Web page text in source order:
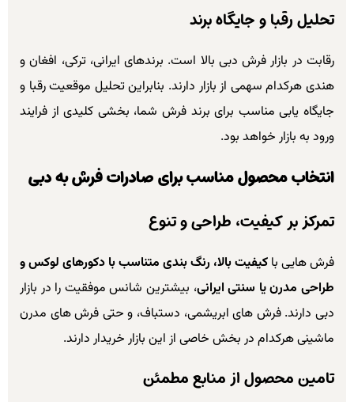
تحلیل رقبا و جایگاه برند
رقابت در بازار فرش دبی بالا است. برندهای ایرانی، ترکی، افغان و
هندی هرکدام سهمی از بازار دارند. بنابراین تحلیل موقعیت رقبا و
جایگاه یابی مناسب برای برند فرش شما، بخشی کلیدی از فرایند
ورود به بازار خواهد بود.
انتخاب محصول مناسب برای صادرات فرش به دبی
تمرکز بر کیفیت، طراحی و تنوع
فرش هایی با کیفیت بالا، رنگ بندی متناسب با دکورهای لوکس و
طراحی مدرن یا سنتی ایرانی، بیشترین شانس موفقیت را در بازار
دبی دارند. فرش های ابریشمی، دستباف، و حتی فرش های مدرن
ماشینی هرکدام در بخش خاصی از این بازار خریدار دارند.
تامین محصول از منابع مطمئن